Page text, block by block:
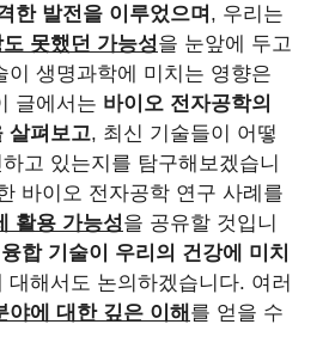
한 발전을 이루었으며 , 우리는
못했던 가능성을 눈앞에 두고
이 생명과학에 미치는 영향은
글에서는 바이오 전자공학의
살펴보고, 최신 기술들이 어떻
고 있는지를 탐구해보겠습니
바이오 전자공학 연구 사례를
활용 가능성을 공유할 것입니
합 기술이 우리의 건강에 미치
대해서도 논의하겠습니다. 여러
야에 대한 깊은 이해 를 얻을 수